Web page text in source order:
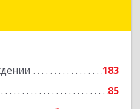
183
85
г, Партизанская